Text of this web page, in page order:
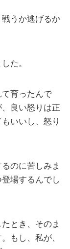
うか逃げるか
た。
育ったんで
良い怒りは正
いいし、怒り
のに苦しみま
場するんでし
とき、そのま
もし、私が、